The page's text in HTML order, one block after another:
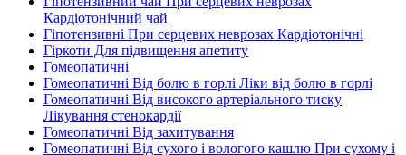
Кардіотонічний чай
Гіпотензивні При серцевих неврозах Кардіотонічні
Гіркоти Для підвищення апетиту
Гомеопатичні
Гомеопатичні Від болю в горлі Ліки від болю в горлі
Гомеопатичні Від високого артеріального тиску
Лікування стенокардії
Гомеопатичні Від захитування
Гомеопатичні Від сухого і вологого кашлю При сухому і